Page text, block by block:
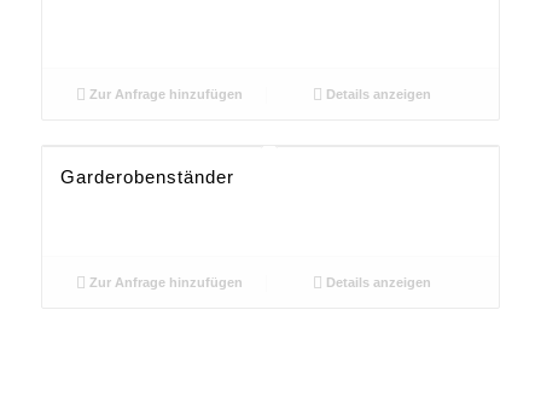
Zur Anfrage hinzufügen Details anzeigen
Garderobenständer
Zur Anfrage hinzufügen Details anzeigen